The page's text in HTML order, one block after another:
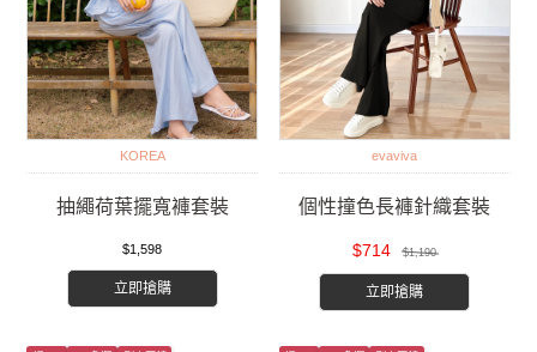
KOREA
抽繩荷葉擺寬褲套裝
$1,598
立即搶購
evaviva
個性撞色長褲針織套裝
$714 $1,190
立即搶購